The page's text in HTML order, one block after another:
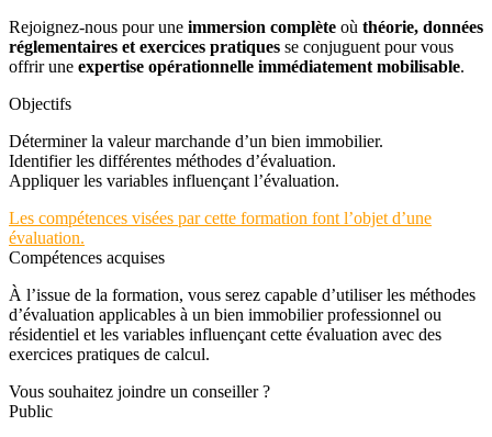
Rejoignez-nous pour une immersion complète où théorie, données
réglementaires et exercices pratiques se conjuguent pour vous
offrir une expertise opérationnelle immédiatement mobilisable.
Objectifs
Déterminer la valeur marchande d’un bien immobilier.
Identifier les différentes méthodes d’évaluation.
Appliquer les variables influençant l’évaluation.
Les compétences visées par cette formation font l’objet d’une
évaluation.
Compétences acquises
À l’issue de la formation, vous serez capable d’utiliser les méthodes
d’évaluation applicables à un bien immobilier professionnel ou
résidentiel et les variables influençant cette évaluation avec des
exercices pratiques de calcul.
Vous souhaitez joindre un conseiller ?
Public